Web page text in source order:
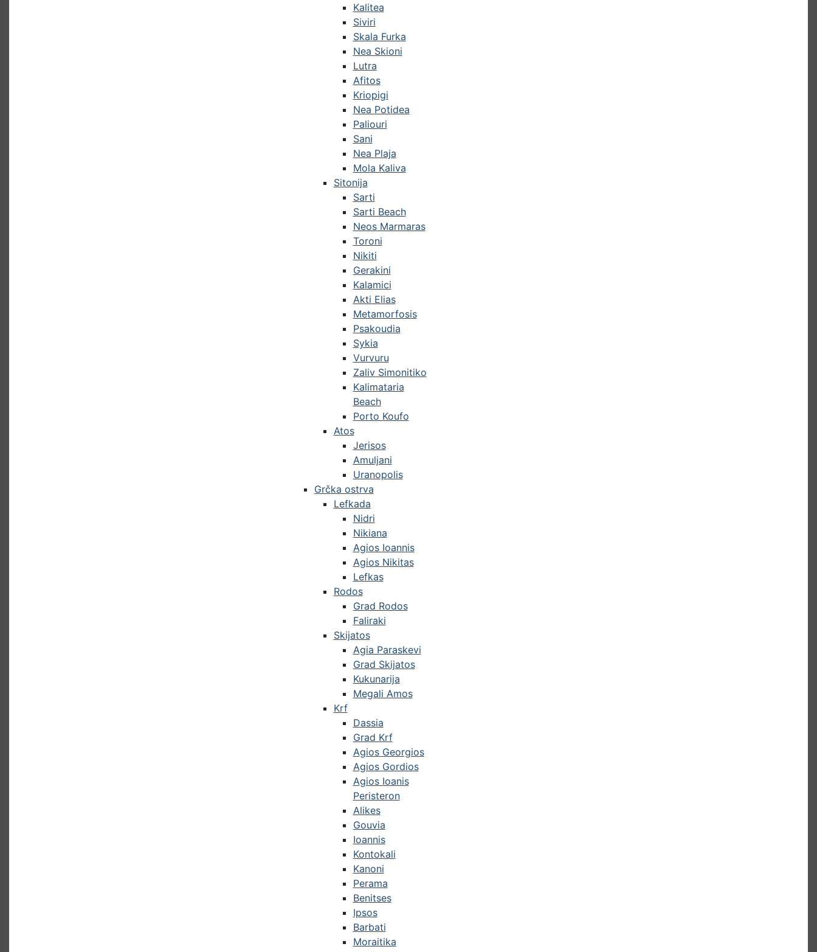
Kalitea
Siviri
Skala Furka
Nea Skioni
Lutra
Afitos
Kriopigi
Nea Potidea
Paliouri
Sani
Nea Plaja
Mola Kaliva
Sitonija
Sarti
Sarti Beach
Neos Marmaras
Toroni
Nikiti
Gerakini
Kalamici
Akti Elias
Metamorfosis
Psakoudia
Sykia
Vurvuru
Zaliv Simonitiko
Kalimataria
Beach
Porto Koufo
Atos
Jerisos
Amuljani
Uranopolis
Grčka ostrva
Lefkada
Nidri
Nikiana
Agios Ioannis
Agios Nikitas
Lefkas
Rodos
Grad Rodos
Faliraki
Skijatos
Agia Paraskevi
Grad Skijatos
Kukunarija
Megali Amos
Krf
Dassia
Grad Krf
Agios Georgios
Agios Gordios
Agios Ioanis
Peristeron
Alikes
Gouvia
Ioannis
Kontokali
Kanoni
Perama
Benitses
Ipsos
Barbati
Moraitika